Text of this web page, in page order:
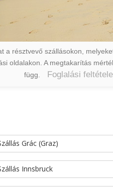
a résztvevő szállásokon,
oldalakon. A megtakarítás
függ.
Foglalási
Grác (Graz)
Innsbruck